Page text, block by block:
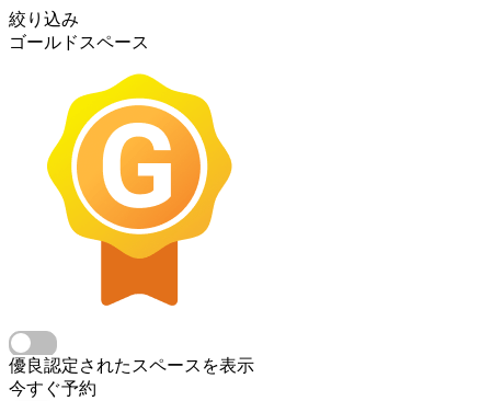
絞り込み
ゴールドスペース
優良認定されたスペースを表示
今すぐ予約